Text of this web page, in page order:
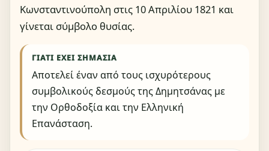
Κωνσταντινούπολη στις 10 Απριλίου 1821 και
γίνεται σύμβολο θυσίας.
ΓΙΑΤΊ ΈΧΕΙ ΣΗΜΑΣΊΑ
Αποτελεί έναν από τους ισχυρότερους
συμβολικούς δεσμούς της Δημητσάνας με
την Ορθοδοξία και την Ελληνική
Επανάσταση.